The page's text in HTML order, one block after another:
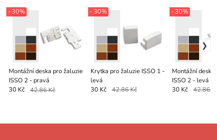
Montážní deska pro žaluzie
ISSO 2 - pravá
- 30%
30 Kč 42.86 Kč
Krytka pro žaluzie ISSO 1 -
levá
- 30%
30 Kč 42.86 Kč
Montážní
ISSO 2 - levá
- 30%
30 Kč 42.86